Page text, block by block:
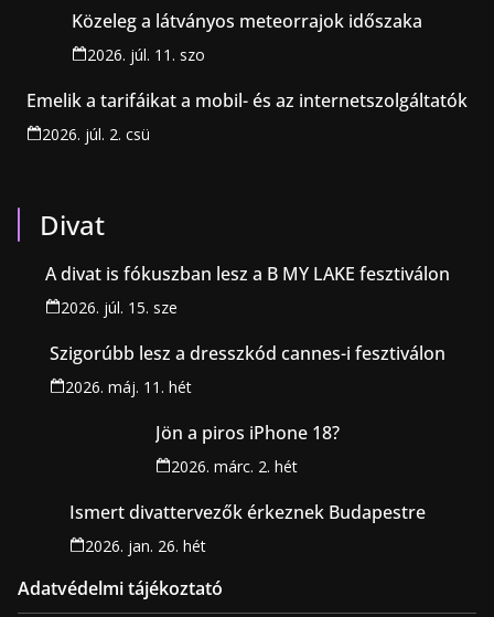
Közeleg a látványos meteorrajok időszaka
2026. júl. 11. szo
Emelik a tarifáikat a mobil- és az internetszolgáltatók
2026. júl. 2. csü
Divat
A divat is fókuszban lesz a B MY LAKE fesztiválon
2026. júl. 15. sze
Szigorúbb lesz a dresszkód cannes-i fesztiválon
2026. máj. 11. hét
Jön a piros iPhone 18?
2026. márc. 2. hét
Ismert divattervezők érkeznek Budapestre
2026. jan. 26. hét
Adatvédelmi tájékoztató